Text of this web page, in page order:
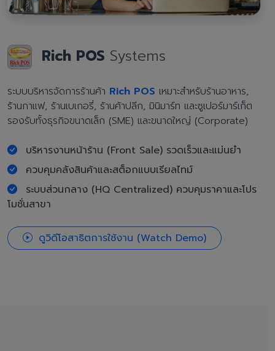
Rich POS Systems
ระบบบริหารจัดการร้านค้า Rich POS เหมาะสำหรับร้านอาหาร,
ร้านกาแฟ, ร้านเบเกอรี่, ร้านค้าปลีก, มินิมาร์ท และซูเปอร์มาร์เก็ต
รองรับทั้งธุรกิจขนาดเล็ก (SME) และขนาดใหญ่ (Corporate)
บริหารงานหน้าร้าน (Front Sale) รวดเร็วและแม่นยำ
ควบคุมคลังสินค้าและสต็อกแบบเรียลไทม์
ระบบส่วนกลาง (HQ Centralized) ควบคุมราคาและโปร
โมชั่นสาขา
ดูวิดีโอสาธิตการใช้งาน (Watch Demo)